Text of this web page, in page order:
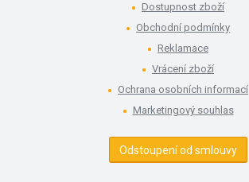
Dostupnost zboží
Obchodní podmínky
Reklamace
Vrácení zboží
Ochrana osobních informací
Marketingový souhlas
Odstoupení od smlouvy